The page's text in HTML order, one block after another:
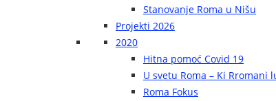
Stanovanje Roma u Nišu
Projekti 2026
2020
Hitna pomoć Covid 19
U svetu Roma – Ki Rromani
Roma Fokus